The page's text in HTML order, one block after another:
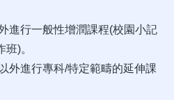
進行一般性增潤課程(校園小記
)。
外進行專科/特定範疇的延伸課